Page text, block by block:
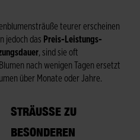
teurer erscheinen
jedoch das Preis-Leistungs-
, sind sie oft
nach wenigen Tagen ersetzt
über Monate oder Jahre.
STRÄUSSE ZU B
ESONDEREN A